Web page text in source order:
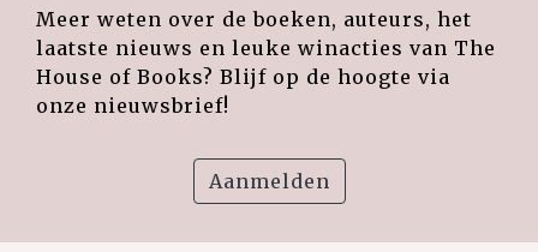
Meer weten over de boeken, auteurs, het
laatste nieuws en leuke winacties van The
House of Books? Blijf op de hoogte via
onze nieuwsbrief!
Aanmelden